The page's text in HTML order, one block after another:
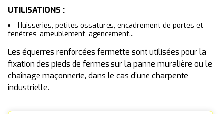
UTILISATIONS :
Huisseries, petites ossatures, encadrement de portes et
fenêtres, ameublement, agencement...
Les équerres renforcées fermette sont utilisées pour la
fixation des pieds de fermes sur la panne muralière ou le
chaînage maçonnerie, dans le cas d’une charpente
industrielle.